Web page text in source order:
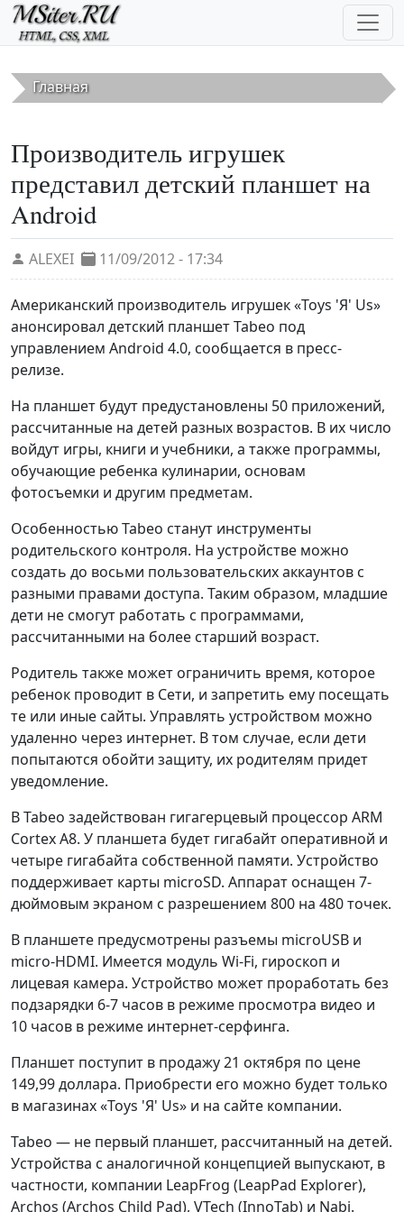
Перейти к основному содержанию
Главная
Производитель игрушек
представил детский планшет на
Android
ALEXEI 11/09/2012 - 17:34
Американский производитель игрушек «Toys 'Я' Us»
анонсировал детский планшет Tabeo под
управлением Android 4.0, сообщается в пресс-
релизе.
На планшет будут предустановлены 50 приложений,
рассчитанные на детей разных возрастов. В их число
войдут игры, книги и учебники, а также программы,
обучающие ребенка кулинарии, основам
фотосъемки и другим предметам.
Особенностью Tabeo станут инструменты
родительского контроля. На устройстве можно
создать до восьми пользовательских аккаунтов с
разными правами доступа. Таким образом, младшие
дети не смогут работать с программами,
рассчитанными на более старший возраст.
Родитель также может ограничить время, которое
ребенок проводит в Сети, и запретить ему посещать
те или иные сайты. Управлять устройством можно
удаленно через интернет. В том случае, если дети
попытаются обойти защиту, их родителям придет
уведомление.
В Tabeo задействован гигагерцевый процессор ARM
Cortex A8. У планшета будет гигабайт оперативной и
четыре гигабайта собственной памяти. Устройство
поддерживает карты microSD. Аппарат оснащен 7-
дюймовым экраном с разрешением 800 на 480 точек.
В планшете предусмотрены разъемы microUSB и
micro-HDMI. Имеется модуль Wi-Fi, гироскоп и
лицевая камера. Устройство может проработать без
подзарядки 6-7 часов в режиме просмотра видео и
10 часов в режиме интернет-серфинга.
Планшет поступит в продажу 21 октября по цене
149,99 доллара. Приобрести его можно будет только
в магазинах «Toys 'Я' Us» и на сайте компании.
Tabeo — не первый планшет, рассчитанный на детей.
Устройства с аналогичной концепцией выпускают, в
частности, компании LeapFrog (LeapPad Explorer),
Archos (Archos Child Pad), VTech (InnoTab) и Nabi.